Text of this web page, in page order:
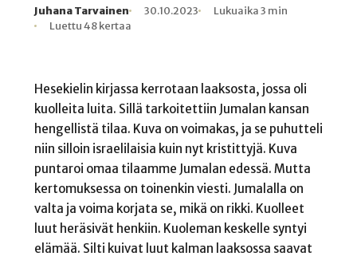
Kirjoittaja
Juhana Tarvainen
Julkaistu
30.10.2023
Lukuaika
Lukuaika 3 min
Lukukertoja
Luettu 48 kertaa
Hesekielin kirjassa kerrotaan laaksosta, jossa oli
kuolleita luita. Sillä tarkoitettiin Jumalan kansan
hengellistä tilaa. Kuva on voimakas, ja se puhutteli
niin silloin israelilaisia kuin nyt kristittyjä. Kuva
puntaroi omaa tilaamme Jumalan edessä. Mutta
kertomuksessa on toinenkin viesti. Jumalalla on
valta ja voima korjata se, mikä on rikki. Kuolleet
luut heräsivät henkiin. Kuoleman keskelle syntyi
elämää. Silti kuivat luut kalman laaksossa saavat